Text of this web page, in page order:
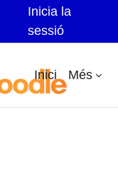
Inicia la
sessió
Inici Més